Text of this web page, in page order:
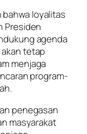
loyalitas
Presiden
agenda
tetap
menjaga
program-
penegasan
masyarakat